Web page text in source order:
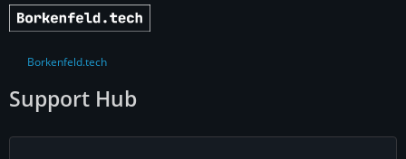
Borkenfeld.tech
Support Hub